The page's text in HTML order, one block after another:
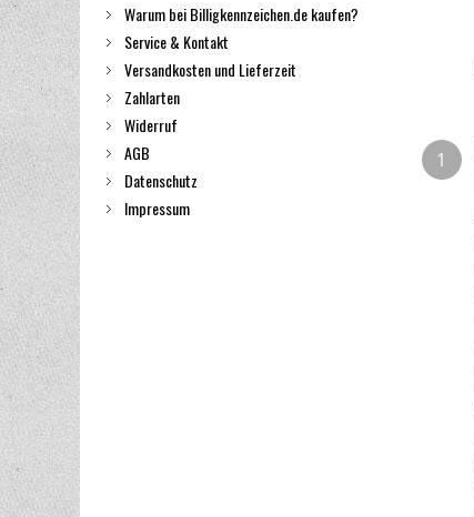
1
Warum bei Billigkennzeichen.de kaufen?
Service & Kontakt
Versandkosten und Lieferzeit
Zahlarten
Widerruf
AGB
Datenschutz
Impressum